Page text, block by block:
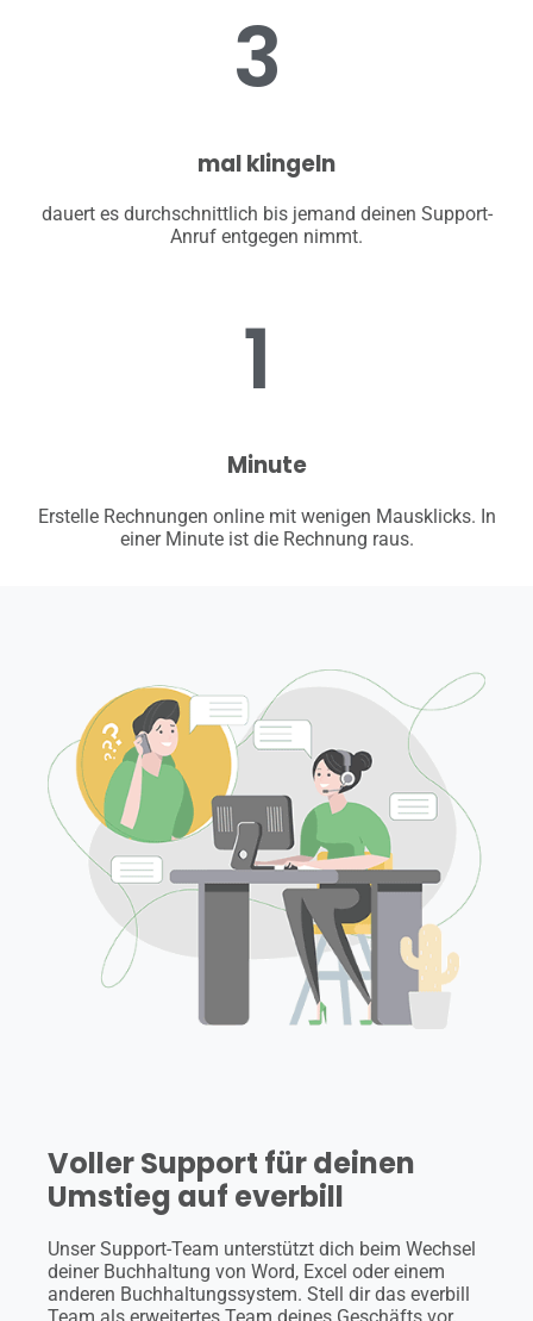
3
mal klingeln
dauert es durchschnittlich bis jemand deinen Support-
Anruf entgegen nimmt.
1
Minute
Erstelle Rechnungen online mit wenigen Mausklicks. In
einer Minute ist die Rechnung raus.
Voller Support für deinen
Umstieg auf everbill
Unser Support-Team unterstützt dich beim Wechsel
deiner Buchhaltung von Word, Excel oder einem
anderen Buchhaltungssystem. Stell dir das everbill